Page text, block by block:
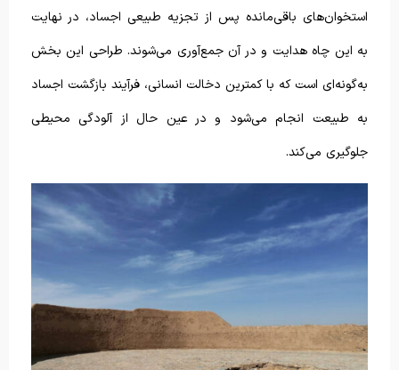
استخوان‌های باقی‌مانده پس از تجزیه طبیعی اجساد، در نهایت
به این چاه هدایت و در آن جمع‌آوری می‌شوند. طراحی این بخش
به‌گونه‌ای است که با کمترین دخالت انسانی، فرآیند بازگشت اجساد
به طبیعت انجام می‌شود و در عین حال از آلودگی محیطی
جلوگیری می‌کند.